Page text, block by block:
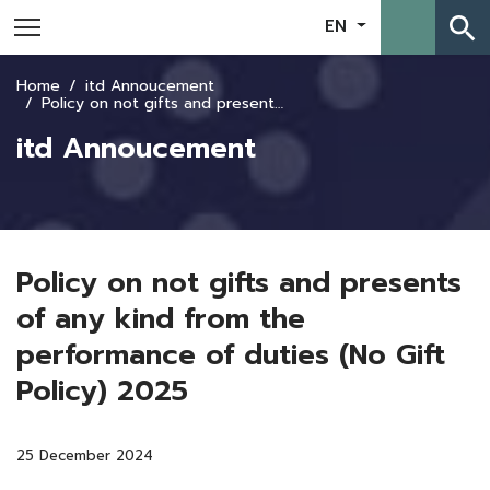
EN search
Home itd Annoucement
Policy on not gifts and presents of any kind from the performance of duties (No Gift Policy) 2025
itd Annoucement
Policy on not gifts and presents
of any kind from the
performance of duties (No Gift
Policy) 2025
25 December 2024